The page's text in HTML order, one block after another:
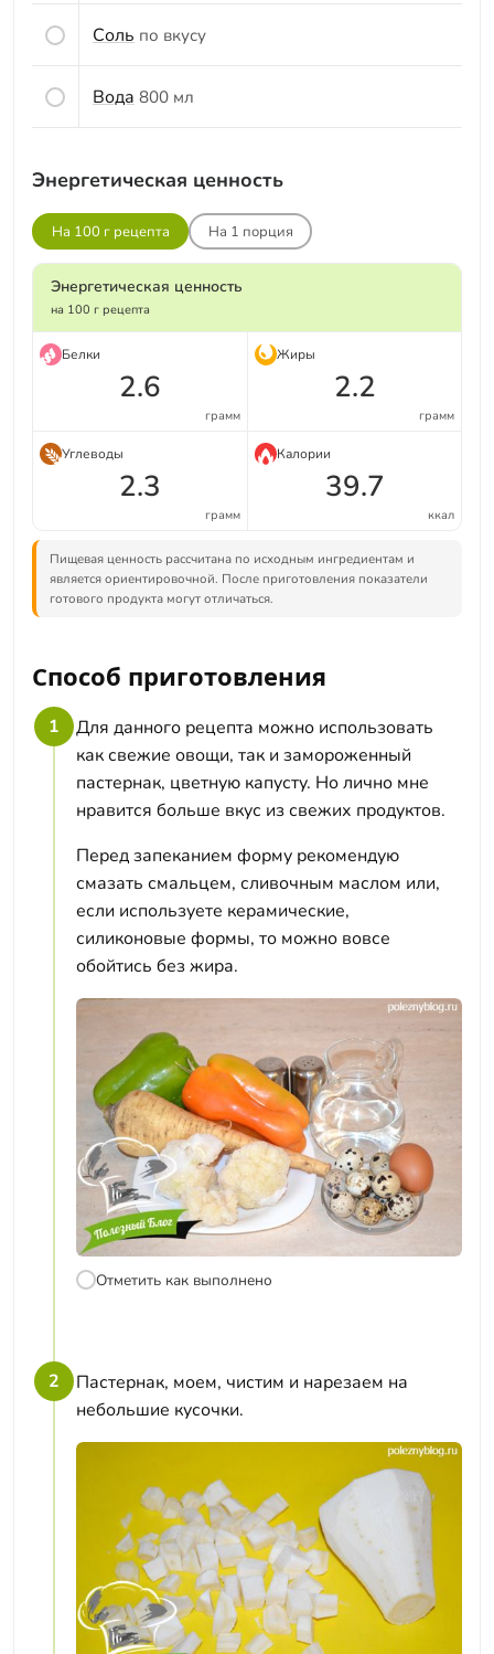
Соль по вкусу
Вода 800 мл
Энергетическая ценность
На 100 г рецепта На 1 порция
Энергетическая ценность
на 100 г рецепта
Белки
2.6
грамм
Жиры
2.2
грамм
Углеводы
2.3
грамм
Калории
39.7
ккал
Пищевая ценность рассчитана по исходным ингредиентам и
является ориентировочной. После приготовления показатели
готового продукта могут отличаться.
Способ приготовления
1
Для данного рецепта можно использовать
как свежие овощи, так и замороженный
пастернак, цветную капусту. Но лично мне
нравится больше вкус из свежих продуктов.
Перед запеканием форму рекомендую
смазать смальцем, сливочным маслом или,
если используете керамические,
силиконовые формы, то можно вовсе
обойтись без жира.
Отметить как выполнено
2
Пастернак, моем, чистим и нарезаем на
небольшие кусочки.